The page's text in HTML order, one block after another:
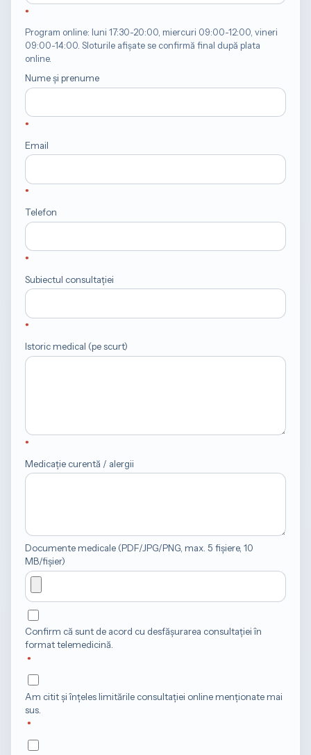
Program online: luni 17:30-20:00, miercuri 09:00-12:00, vineri
09:00-14:00. Sloturile afișate se confirmă final după plata
online.
Nume și prenume
Email
Telefon
Subiectul consultației
Istoric medical (pe scurt)
Medicație curentă / alergii
Documente medicale (PDF/JPG/PNG, max. 5 fișiere, 10
MB/fișier)
Confirm că sunt de acord cu desfășurarea consultației în
format telemedicină.
Am citit și înțeles limitările consultației online menționate mai
sus.